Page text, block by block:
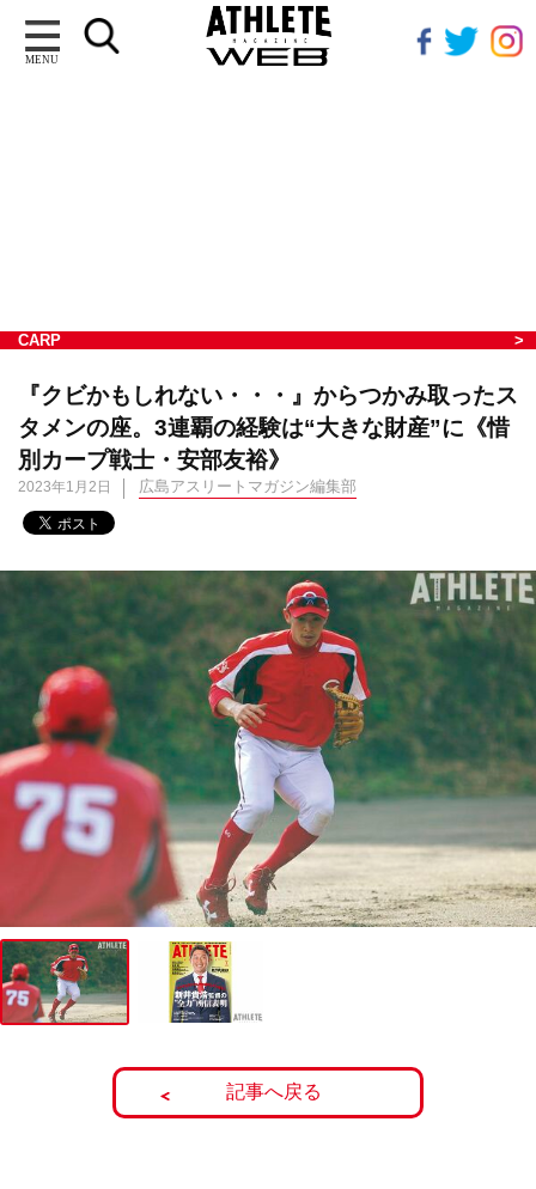
MENU
CARP
『クビかもしれない・・・』からつかみ取ったス
タメンの座。3連覇の経験は“大きな財産”に《惜
別カープ戦士・安部友裕》
2023年1月2日 広島アスリートマガジン編集部
記事へ戻る